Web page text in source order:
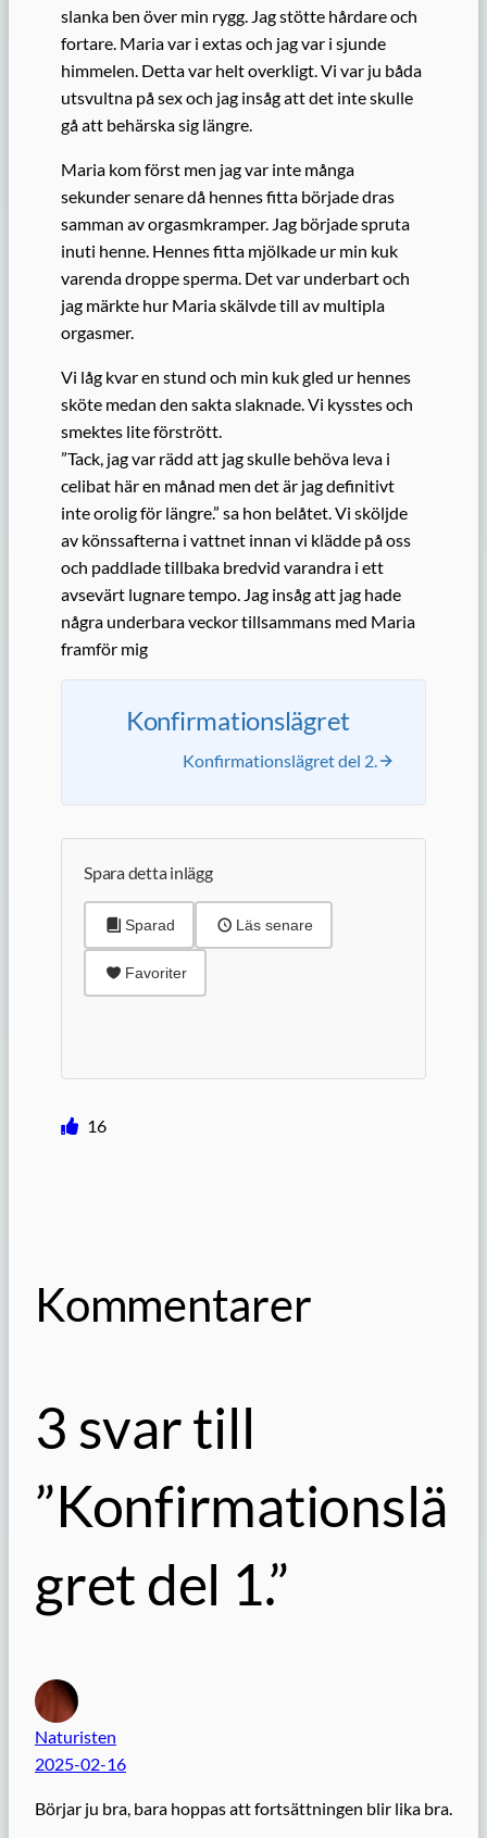
slanka ben över min rygg. Jag stötte hårdare och
fortare. Maria var i extas och jag var i sjunde
himmelen. Detta var helt overkligt. Vi var ju båda
utsvultna på sex och jag insåg att det inte skulle
gå att behärska sig längre.
Maria kom först men jag var inte många
sekunder senare då hennes fitta började dras
samman av orgasmkramper. Jag började spruta
inuti henne. Hennes fitta mjölkade ur min kuk
varenda droppe sperma. Det var underbart och
jag märkte hur Maria skälvde till av multipla
orgasmer.
Vi låg kvar en stund och min kuk gled ur hennes
sköte medan den sakta slaknade. Vi kysstes och
smektes lite förstrött.
”Tack, jag var rädd att jag skulle behöva leva i
celibat här en månad men det är jag definitivt
inte orolig för längre.” sa hon belåtet. Vi sköljde
av könssafterna i vattnet innan vi klädde på oss
och paddlade tillbaka bredvid varandra i ett
avsevärt lugnare tempo. Jag insåg att jag hade
några underbara veckor tillsammans med Maria
framför mig
Konfirmationslägret
Konfirmationslägret del 2.
Spara detta inlägg
Sparad Läs senare
Favoriter
16
Kommentarer
3 svar till
”Konfirmationslä
gret del 1.”
Naturisten
2025-02-16
Börjar ju bra, bara hoppas att fortsättningen blir lika bra.